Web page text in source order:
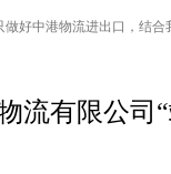
好中港物流进出口，结
流有限公司